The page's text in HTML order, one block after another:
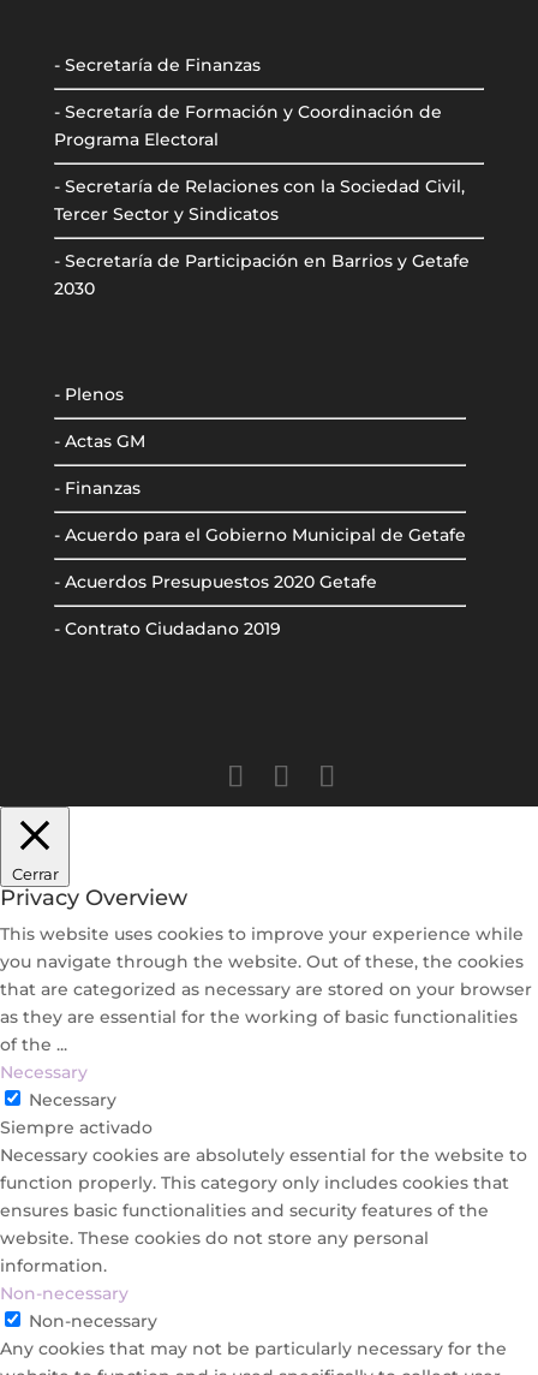
- Secretaría de Finanzas
- Secretaría de Formación y Coordinación de
Programa Electoral
- Secretaría de Relaciones con la Sociedad Civil,
Tercer Sector y Sindicatos
- Secretaría de Participación en Barrios y Getafe
2030
- Plenos
- Actas GM
- Finanzas
- Acuerdo para el Gobierno Municipal de Getafe
- Acuerdos Presupuestos 2020 Getafe
- Contrato Ciudadano 2019
Cerrar
Privacy Overview
This website uses cookies to improve your experience while
you navigate through the website. Out of these, the cookies
that are categorized as necessary are stored on your browser
as they are essential for the working of basic functionalities
of the ...
Necessary
Necessary
Siempre activado
Necessary cookies are absolutely essential for the website to
function properly. This category only includes cookies that
ensures basic functionalities and security features of the
website. These cookies do not store any personal
information.
Non-necessary
Non-necessary
Any cookies that may not be particularly necessary for the